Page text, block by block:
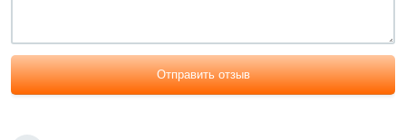
Отправить отзыв